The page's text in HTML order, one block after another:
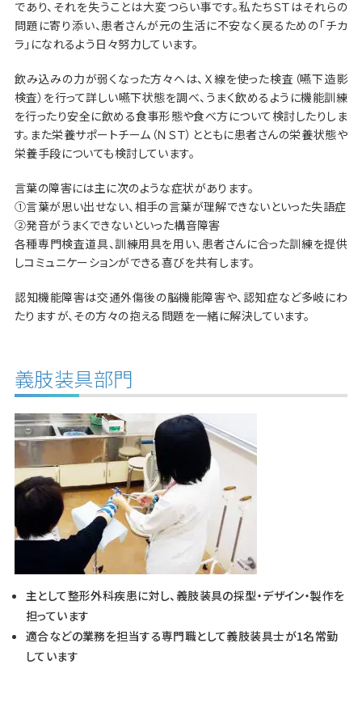
であり、それを失うことは大変つらい事です。私たちＳＴはそれらの
問題に寄り添い、患者さんが元の生活に不安なく戻るための「チカ
ラ」になれるよう日々努力しています。
飲み込みの力が弱くなった方々へは、Ｘ線を使った検査（嚥下造影
検査）を行って詳しい嚥下状態を調べ、うまく飲めるように機能訓練
を行ったり安全に飲める食事形態や食べ方について検討したりしま
す。また栄養サポートチーム（ＮＳＴ）とともに患者さんの栄養状態や
栄養手段についても検討しています。
言葉の障害には主に次のような症状があります。
①言葉が思い出せない、相手の言葉が理解できないといった失語症
②発音がうまくできないといった構音障害
各種専門検査道具、訓練用具を用い、患者さんに合った訓練を提供
しコミュニケーションができる喜びを共有します。
認知機能障害は交通外傷後の脳機能障害や、認知症など多岐にわ
たりますが、その方々の抱える問題を一緒に解決しています。
義肢装具部門
主として整形外科疾患に対し、義肢装具の採型・デザイン・製作を
担っています
適合などの業務を担当する専門職として義肢装具士が1名常勤
しています